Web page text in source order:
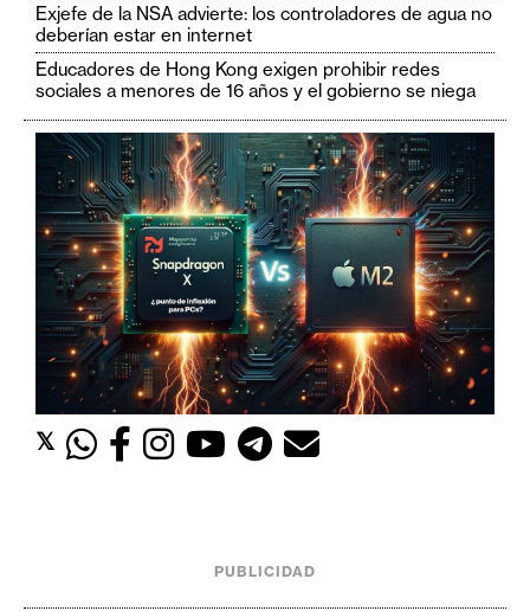
Exjefe de la NSA advierte: los controladores de agua no
deberían estar en internet
Educadores de Hong Kong exigen prohibir redes
sociales a menores de 16 años y el gobierno se niega
𝕏
PUBLICIDAD